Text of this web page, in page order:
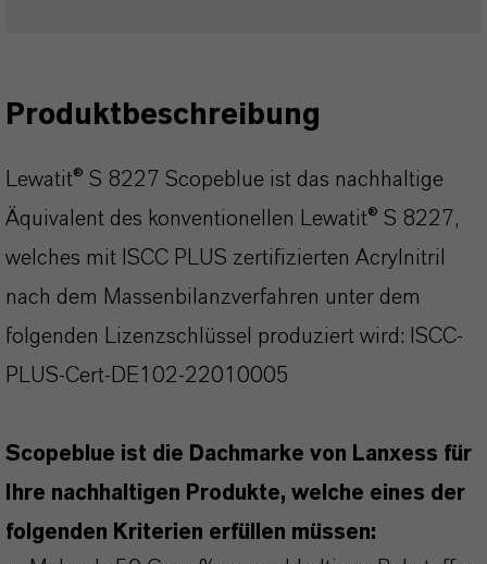
Produktbeschreibung
Lewatit® S 8227 Scopeblue ist das nachhaltige
Äquivalent des konventionellen Lewatit® S 8227,
welches mit ISCC PLUS zertifizierten Acrylnitril
nach dem Massenbilanzverfahren unter dem
folgenden Lizenzschlüssel produziert wird: ISCC-
PLUS-Cert-DE102-22010005
Scopeblue ist die Dachmarke von Lanxess für
Ihre nachhaltigen Produkte, welche eines der
folgenden Kriterien erfüllen müssen: